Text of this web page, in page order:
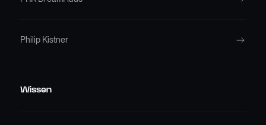
Philip Kistner
Wissen